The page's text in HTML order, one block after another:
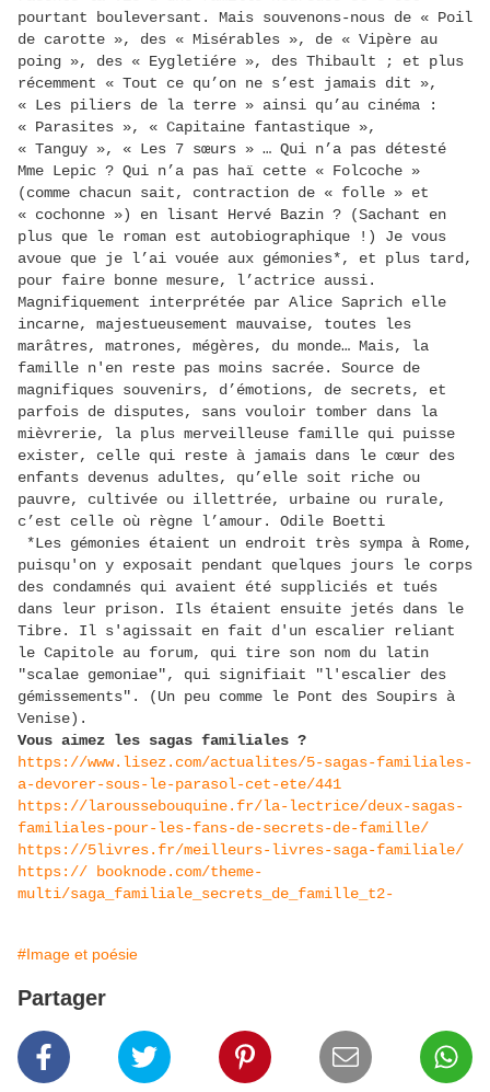
pourtant bouleversant. Mais souvenons-nous de « Poil
de carotte », des « Misérables », de « Vipère au
poing », des « Eygletiére », des Thibault ; et plus
récemment « Tout ce qu’on ne s’est jamais dit »,
« Les piliers de la terre » ainsi qu’au cinéma :
« Parasites », « Capitaine fantastique »,
« Tanguy », « Les 7 sœurs » … Qui n’a pas détesté
Mme Lepic ? Qui n’a pas haï cette « Folcoche »
(comme chacun sait, contraction de « folle » et
« cochonne ») en lisant Hervé Bazin ? (Sachant en
plus que le roman est autobiographique !) Je vous
avoue que je l’ai vouée aux gémonies*, et plus tard,
pour faire bonne mesure, l’actrice aussi.
Magnifiquement interprétée par Alice Saprich elle
incarne, majestueusement mauvaise, toutes les
marâtres, matrones, mégères, du monde… Mais, la
famille n'en reste pas moins sacrée. Source de
magnifiques souvenirs, d’émotions, de secrets, et
parfois de disputes, sans vouloir tomber dans la
mièvrerie, la plus merveilleuse famille qui puisse
exister, celle qui reste à jamais dans le cœur des
enfants devenus adultes, qu’elle soit riche ou
pauvre, cultivée ou illettrée, urbaine ou rurale,
c’est celle où règne l’amour. Odile Boetti
*Les gémonies étaient un endroit très sympa à Rome,
puisqu'on y exposait pendant quelques jours le corps
des condamnés qui avaient été suppliciés et tués
dans leur prison. Ils étaient ensuite jetés dans le
Tibre. Il s'agissait en fait d'un escalier reliant
le Capitole au forum, qui tire son nom du latin
"scalae gemoniae", qui signifiait "l'escalier des
gémissements". (Un peu comme le Pont des Soupirs à
Venise).
Vous aimez les sagas familiales ?
https://www.lisez.com/actualites/5-sagas-familiales-
a-devorer-sous-le-parasol-cet-ete/441
https://laroussebouquine.fr/la-lectrice/deux-sagas-
familiales-pour-les-fans-de-secrets-de-famille/
https://5livres.fr/meilleurs-livres-saga-familiale/
https://
booknode.com/theme-
multi/saga_familiale_secrets_de_famille_t2-
#Image et poésie
Partager